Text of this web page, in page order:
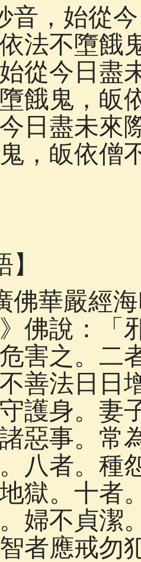
音，始從
法不墮餓
從今日盡
餓鬼，皈
日盡未來
，皈依
佛華嚴經
佛說：「
害之。二
善法日日
護身。妻
惡事。常
八者。種
獄。十者
婦不貞潔
者應戒勿